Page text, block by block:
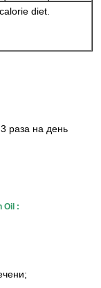
diet.
раза на день
Oil :